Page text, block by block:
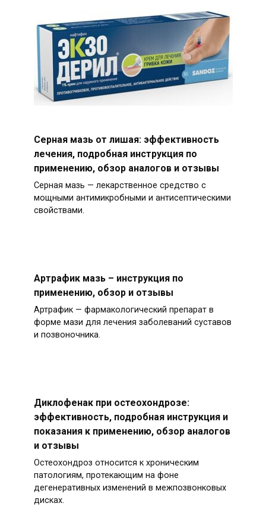
Серная мазь от лишая: эффективность
лечения, подробная инструкция по
применению, обзор аналогов и отзывы
Серная мазь — лекарственное средство с
мощными антимикробными и антисептическими
свойствами.
Артрафик мазь – инструкция по
применению, обзор и отзывы
Артрафик — фармакологический препарат в
форме мази для лечения заболеваний суставов
и позвоночника.
Диклофенак при остеохондрозе:
эффективность, подробная инструкция и
показания к применению, обзор аналогов
и отзывы
Остеохондроз относится к хроническим
патологиям, протекающим на фоне
дегенеративных изменений в межпозвонковых
дисках.